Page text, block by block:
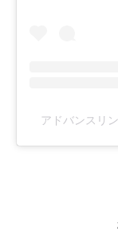
アドバンスリ